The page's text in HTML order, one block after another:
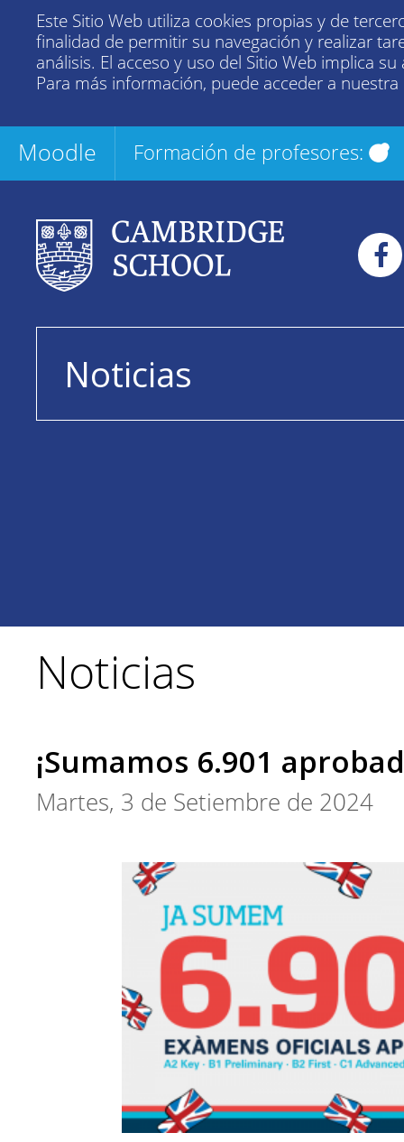
Este Sitio Web utiliza cookies propias y de
finalidad de permitir su navegación y realizar
análisis. El acceso y uso del Sitio Web implica su
Para más información, puede acceder a nuestra
Moodle Formación de profesores:
Noticias
Noticias
¡Sumamos 6.901
Martes, 3 de Setiembre de 2024